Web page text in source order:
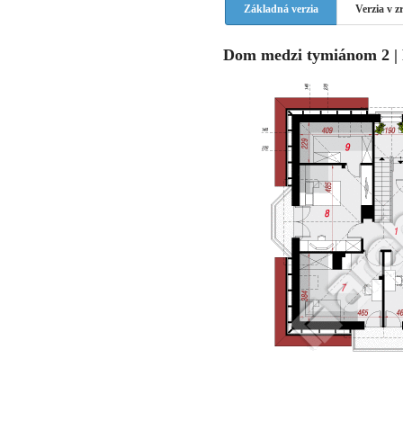
Základná verzia Verzia v
Dom medzi tymiánom 2